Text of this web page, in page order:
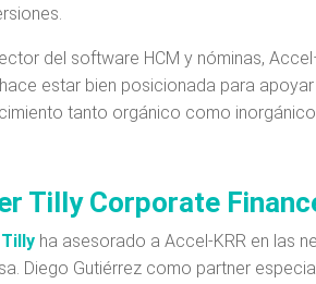
del software HCM y nóminas,
estar bien posicionada para
tanto orgánico como
Tilly Corporate
ha asesorado a Accel-KRR en las
Diego Gutiérrez como partner